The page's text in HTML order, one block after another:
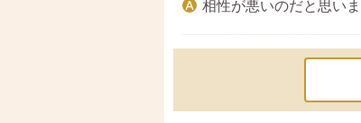
相性が悪いのだと思い